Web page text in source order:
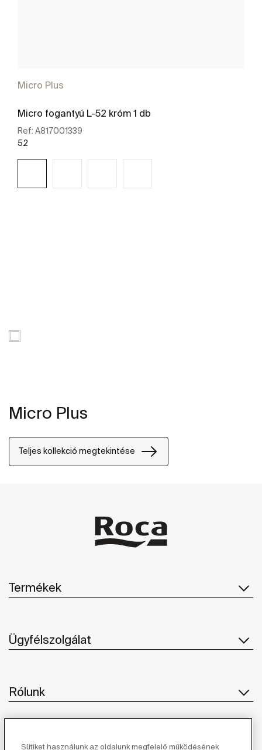
Micro Plus
Micro fogantyú L-52 króm 1 db
Ref: A817001339
52
Micro Plus
Teljes kollekció megtekintése
Termékek
Ügyfélszolgálat
Rólunk
Ihlet
Sütiket használunk az oldalunk megfelelő működésének